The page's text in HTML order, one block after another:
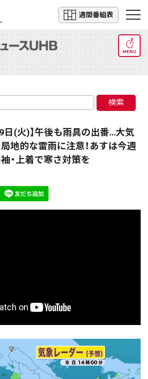
週間番組表
MENU
検索
日(火)】午後も雨具の出番…大気
地的な雷雨に注意！あすは今週
・上着で寒さ対策を